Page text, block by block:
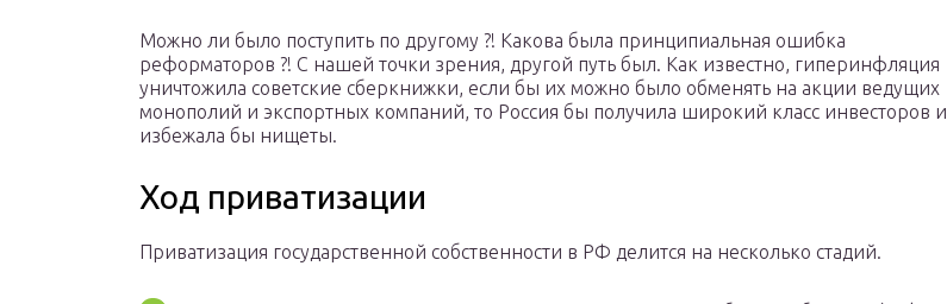
Можно ли было поступить по другому ?! Какова была принципиальная ошибка
реформаторов ?! С нашей точки зрения, другой путь был. Как известно, гиперинфляция
уничтожила советские сберкнижки, если бы их можно было обменять на акции ведущих
монополий и экспортных компаний, то Россия бы получила широкий класс инвесторов и
избежала бы нищеты.
Ход приватизации
Приватизация государственной собственности в РФ делится на несколько стадий.